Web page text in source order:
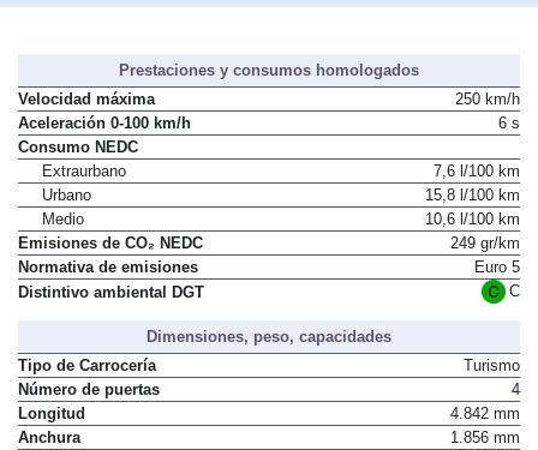
Prestaciones y consumos homologados
Velocidad máxima
250 km/h
Aceleración 0-100 km/h
6 s
Consumo NEDC
Extraurbano
7,6 l/100 km
Urbano
15,8 l/100 km
Medio
10,6 l/100 km
Emisiones de CO₂ NEDC
249 gr/km
Normativa de emisiones
Euro 5
Distintivo ambiental DGT
C
Dimensiones, peso, capacidades
Tipo de Carrocería
Turismo
Número de puertas
4
Longitud
4.842 mm
Anchura
1.856 mm